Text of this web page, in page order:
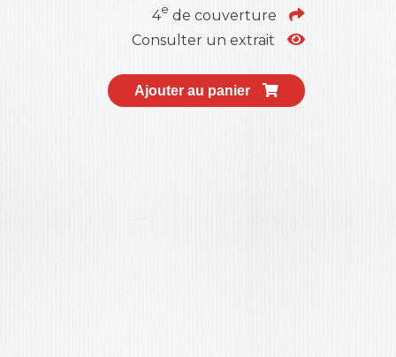
4e de couverture
Consulter un extrait
Ajouter au panier